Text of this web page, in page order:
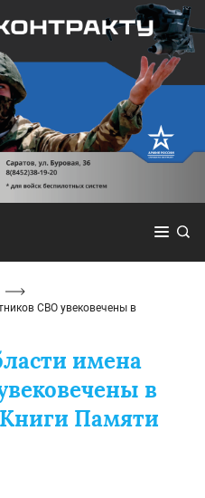
СВО увековечены в
имена
в
Памяти